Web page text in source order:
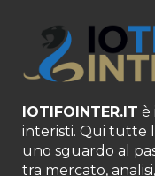
IOTIFOINTER.IT è
interisti. Qui tutte
uno sguardo al
tra mercato,